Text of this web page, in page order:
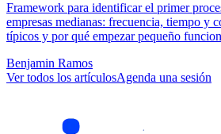
Framework para identificar el primer
empresas medianas: frecuencia, tiempo y
típicos y por qué empezar pequeño
Benjamin Ramos
Ver todos los artículosAgenda una sesión